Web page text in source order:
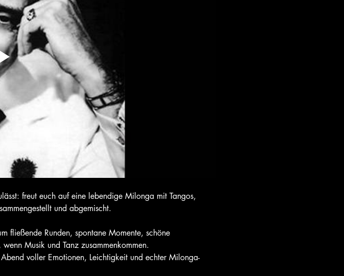
freut euch auf eine lebendige Milonga mit Tangos,
und abgemischt.
fließende Runden, spontane Momente, schöne
Musik und Tanz zusammenkommen.
voller Emotionen, Leichtigkeit und echter Milonga-